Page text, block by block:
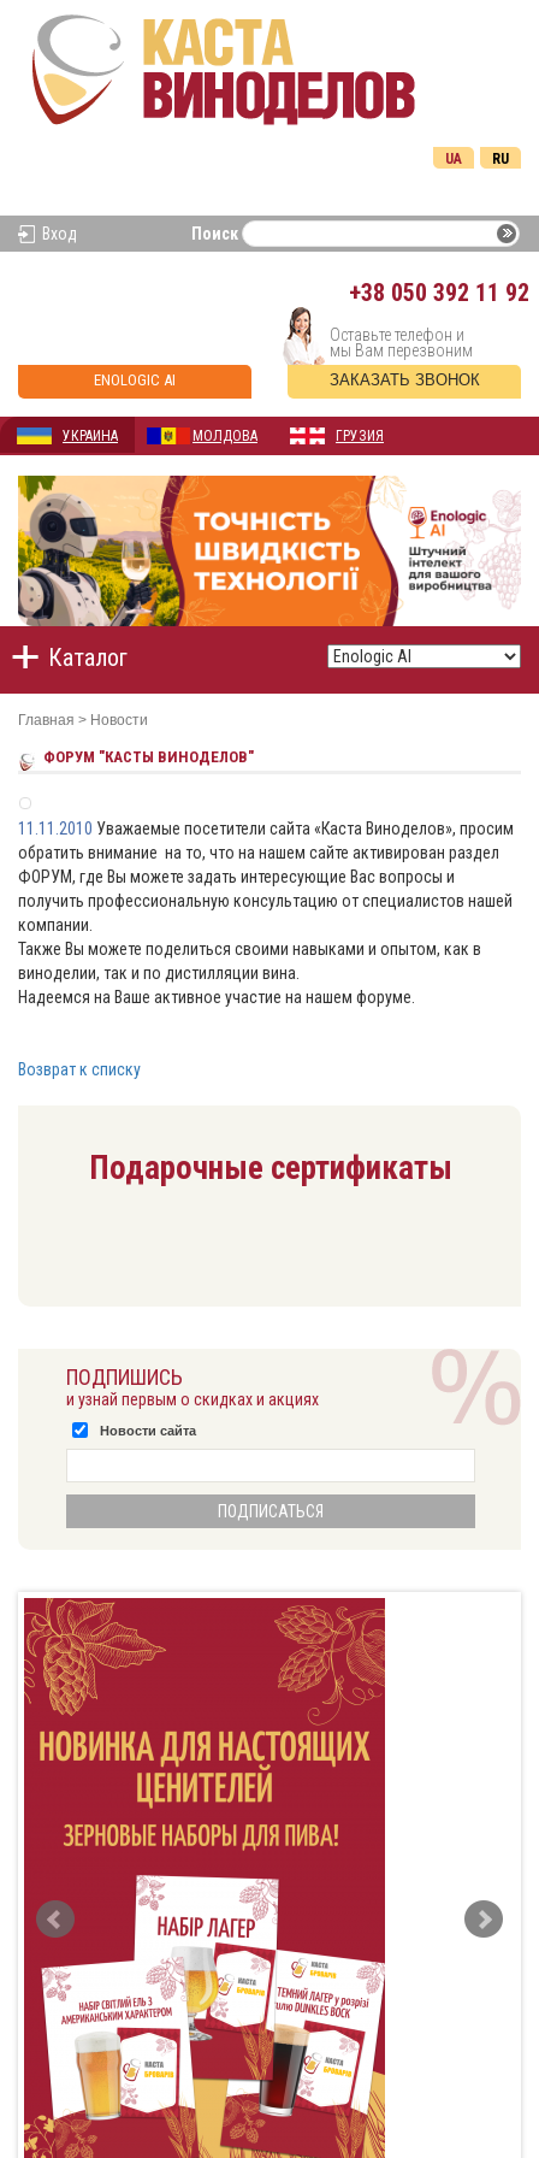
RU
UA
Вход Поиск
+38 050 392 11 92
ENOLOGIC AI
Оставьте телефон и
мы Вам перезвоним
ЗАКАЗАТЬ ЗВОНОК
УКРАИНА МОЛДОВА ГРУЗИЯ
Каталог
Главная > Новости
ФОРУМ "КАСТЫ ВИНОДЕЛОВ"
11.11.2010 Уважаемые посетители сайта «Каста Виноделов», просим
обратить внимание на то, что на нашем сайте активирован раздел
ФОРУМ, где Вы можете задать интересующие Вас вопросы и
получить профессиональную консультацию от специалистов нашей
компании.
Также Вы можете поделиться своими навыками и опытом, как в
виноделии, так и по дистилляции вина.
Надеемся на Ваше активное участие на нашем форуме.
Возврат к списку
Подарочные сертификаты
ПОДПИШИСЬ
и узнай первым о скидках и акциях
Новости сайта